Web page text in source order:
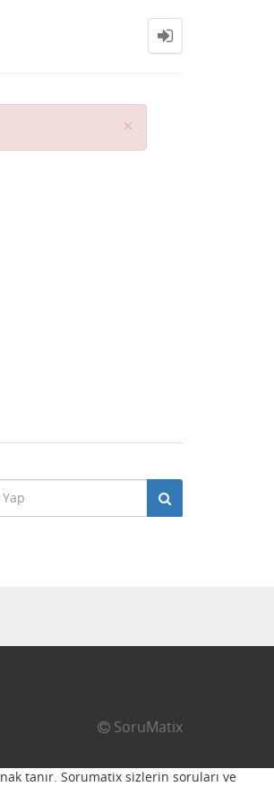
×
SoruMatix
tanır. Sorumatix sizlerin soruları ve